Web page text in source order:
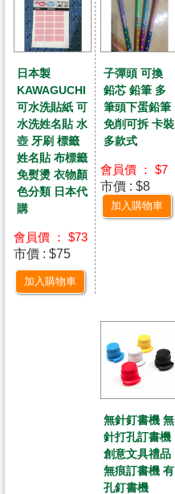
日本製
KAWAGUCHI
可水洗貼紙 可
水洗姓名貼 水
壺 牙刷 標籤
姓名貼 布標籤
免熨燙 衣物顏
色分類 日本代
購
會員價 ： $73
市價 : $75
加入購物車
子彈頭 可換
鉛芯 鉛筆 多
筆頭下蛋鉛筆
免削可拆 卡裝
多款式
會員價 ： $7
市價 : $8
加入購物車
無針釘書機 無
針打孔訂書機
創意文具禮品
無痕訂書機 有
孔釘書機